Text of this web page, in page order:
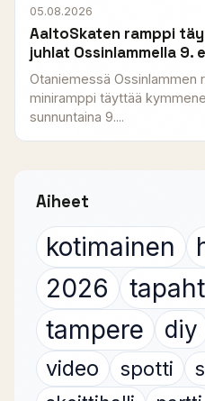
05.08.2026
AaltoSkaten ramppi
juhlat Ossinlammella 9.
Otaniemessä Ossinlammen
miniramppi täyttää
sunnuntaina 9....
Aiheet
kotimainen
2026
tampere
diy
video
spotti